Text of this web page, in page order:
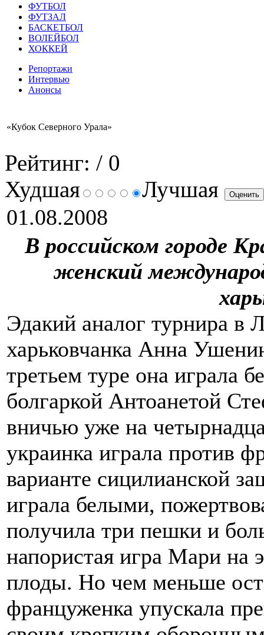
ФУТБОЛ
ФУТЗАЛ
БАСКЕТБОЛ
ВОЛЕЙБОЛ
ХОККЕЙ
Репортажи
Интервью
Анонсы
«Кубок Северного Урала»
Рейтинг: / 0
Худшая
Лучшая
01.08.2008
В российском городе
женский
Эдакий аналог турнира в
харьковчанка Анна
третьем туре она играла
болгаркой Антоанетой
вничью уже на
украинка играла против
варианте сицилианской
играла белыми,
получила три пешки и
напористая игра Мари на
плоды. Но чем меньше
француженка упускала